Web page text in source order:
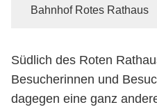
Bahnhof Rotes Rathaus
Südlich des Roten
Besucherinnen und
dagegen eine ganz